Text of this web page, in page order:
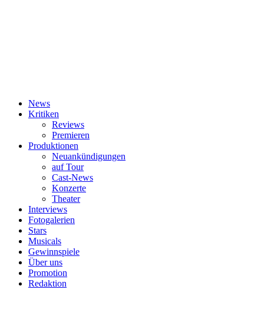
News
Kritiken
Reviews
Premieren
Produktionen
Neuankündigungen
auf Tour
Cast-News
Konzerte
Theater
Interviews
Fotogalerien
Stars
Musicals
Gewinnspiele
Über uns
Promotion
Redaktion